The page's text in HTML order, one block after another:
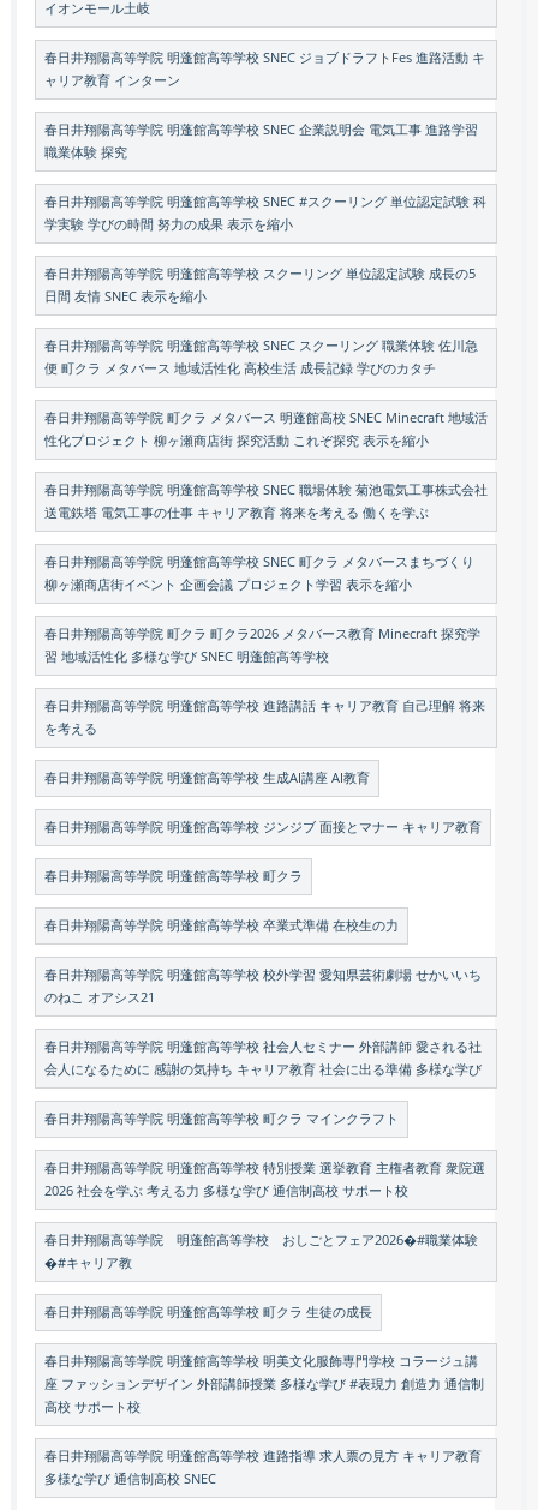
イオンモール土岐
春日井翔陽高等学院 明蓬館高等学校 SNEC ジョブドラフトFes 進路活動 キ
ャリア教育 インターン
春日井翔陽高等学院 明蓬館高等学校 SNEC 企業説明会 電気工事 進路学習
職業体験 探究
春日井翔陽高等学院 明蓬館高等学校 SNEC #スクーリング 単位認定試験 科
学実験 学びの時間 努力の成果 表示を縮小
春日井翔陽高等学院 明蓬館高等学校 スクーリング 単位認定試験 成長の5
日間 友情 SNEC 表示を縮小
春日井翔陽高等学院 明蓬館高等学校 SNEC スクーリング 職業体験 佐川急
便 町クラ メタバース 地域活性化 高校生活 成長記録 学びのカタチ
春日井翔陽高等学院 町クラ メタバース 明蓬館高校 SNEC Minecraft 地域活
性化プロジェクト 柳ヶ瀬商店街 探究活動 これぞ探究 表示を縮小
春日井翔陽高等学院 明蓬館高等学校 SNEC 職場体験 菊池電気工事株式会社
送電鉄塔 電気工事の仕事 キャリア教育 将来を考える 働くを学ぶ
春日井翔陽高等学院 明蓬館高等学校 SNEC 町クラ メタバースまちづくり
柳ヶ瀬商店街イベント 企画会議 プロジェクト学習 表示を縮小
春日井翔陽高等学院 町クラ 町クラ2026 メタバース教育 Minecraft 探究学
習 地域活性化 多様な学び SNEC 明蓬館高等学校
春日井翔陽高等学院 明蓬館高等学校 進路講話 キャリア教育 自己理解 将来
を考える
春日井翔陽高等学院 明蓬館高等学校 生成AI講座 AI教育
春日井翔陽高等学院 明蓬館高等学校 ジンジブ 面接とマナー キャリア教育
春日井翔陽高等学院 明蓬館高等学校 町クラ
春日井翔陽高等学院 明蓬館高等学校 卒業式準備 在校生の力
春日井翔陽高等学院 明蓬館高等学校 校外学習 愛知県芸術劇場 せかいいち
のねこ オアシス21
春日井翔陽高等学院 明蓬館高等学校 社会人セミナー 外部講師 愛される社
会人になるために 感謝の気持ち キャリア教育 社会に出る準備 多様な学び
春日井翔陽高等学院 明蓬館高等学校 町クラ マインクラフト
春日井翔陽高等学院 明蓬館高等学校 特別授業 選挙教育 主権者教育 衆院選
2026 社会を学ぶ 考える力 多様な学び 通信制高校 サポート校
春日井翔陽高等学院 明蓬館高等学校 おしごとフェア2026�#職業体験
�#キャリア教
春日井翔陽高等学院 明蓬館高等学校 町クラ 生徒の成長
春日井翔陽高等学院 明蓬館高等学校 明美文化服飾専門学校 コラージュ講
座 ファッションデザイン 外部講師授業 多様な学び #表現力 創造力 通信制
高校 サポート校
春日井翔陽高等学院 明蓬館高等学校 進路指導 求人票の見方 キャリア教育
多様な学び 通信制高校 SNEC